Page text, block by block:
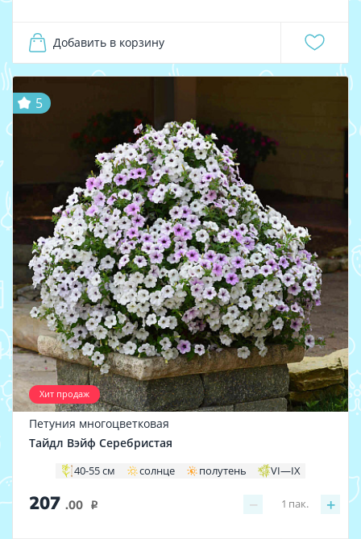
Добавить в корзину
Хит продаж
5
Петуния многоцветковая
Тайдл Вэйф Серебристая
40-55 см солнце полутень VI—IX
207 .00 i − +
1 пак.